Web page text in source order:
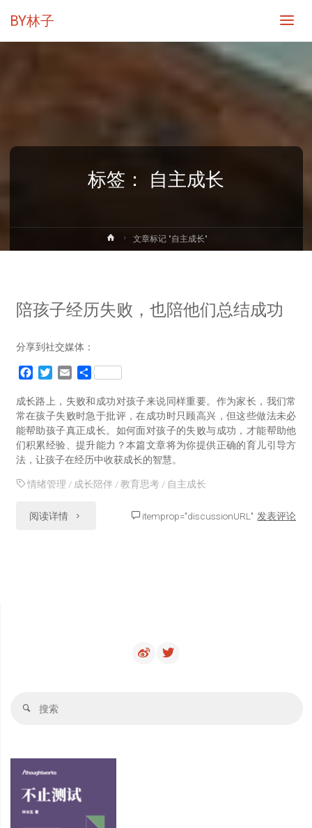
BY林子
标签： 自主成长
首
页
文章标记 "自主成长"
陪孩子经历失败，也陪他们总结成功
分享到社交媒体：
c
e
b
o
o
i
t
t
e
r
a
i
l
分
成长路上，失败和成功对孩子来说同样重要。作为家长，我们常
常在孩子失败时急于批评，在成功时只顾高兴，但这些做法未必
能帮助孩子真正成长。如何面对孩子的失败与成功，才能帮助他
们积累经验、提升能力？本篇文章将为你提供正确的育儿引导方
法，让孩子在经历中收获成长的智慧。
情绪管理 / 成长陪伴 /教育思考 / 自主成长
阅读详情 "陪
们
itemprop="discussionURL" 发表评论
搜